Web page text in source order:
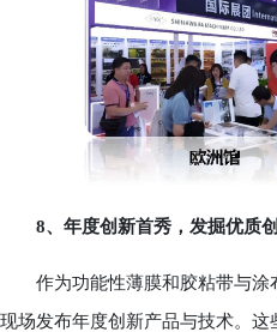
8、年度创新首秀，发掘优质
作为功能性薄膜和胶粘带与涂布
现场发布年度创新产品与技术。